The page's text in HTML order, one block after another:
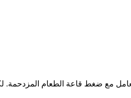
مع ضغط قاعة الطعام المزدحمة.